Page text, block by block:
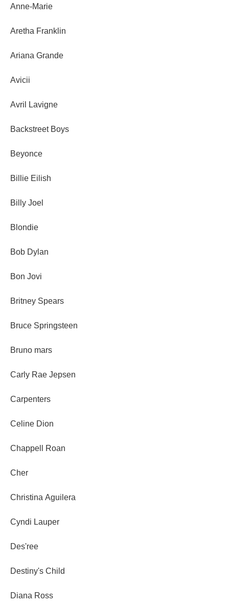
Anne-Marie
Aretha Franklin
Ariana Grande
Avicii
Avril Lavigne
Backstreet Boys
Beyonce
Billie Eilish
Billy Joel
Blondie
Bob Dylan
Bon Jovi
Britney Spears
Bruce Springsteen
Bruno mars
Carly Rae Jepsen
Carpenters
Celine Dion
Chappell Roan
Cher
Christina Aguilera
Cyndi Lauper
Des'ree
Destiny's Child
Diana Ross